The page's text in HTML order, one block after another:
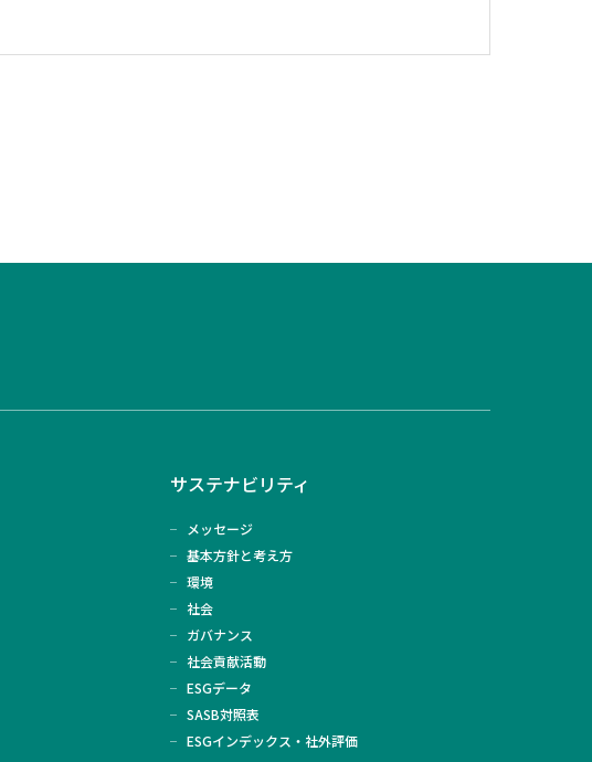
サステナビリティ
メッセージ
基本方針と考え方
環境
社会
ガバナンス
社会貢献活動
ESGデータ
SASB対照表
ESGインデックス・社外評価